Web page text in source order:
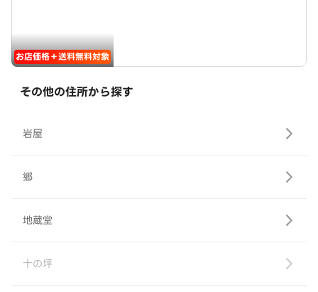
お店価格＋送料無料対象
その他の住所から探す
岩屋
郷
地蔵堂
十の坪